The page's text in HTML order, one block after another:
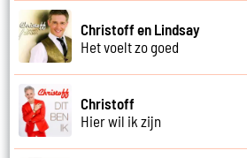
Christoff en Lindsay
Het voelt zo goed
Christoff
Hier wil ik zijn